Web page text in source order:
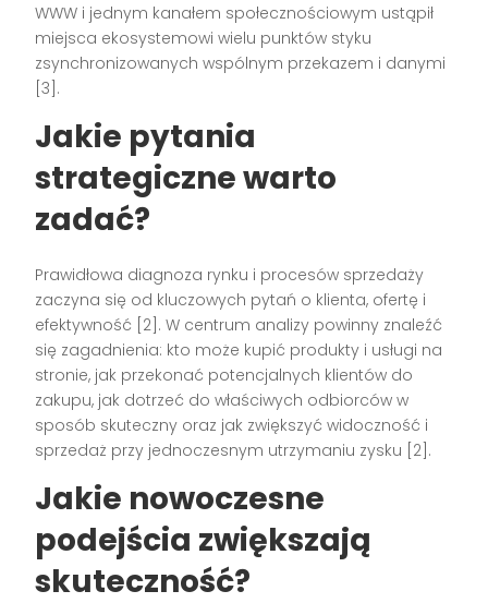
WWW i jednym kanałem społecznościowym ustąpił
miejsca ekosystemowi wielu punktów styku
zsynchronizowanych wspólnym przekazem i danymi
[3].
Jakie pytania
strategiczne warto
zadać?
Prawidłowa diagnoza rynku i procesów sprzedaży
zaczyna się od kluczowych pytań o klienta, ofertę i
efektywność [2]. W centrum analizy powinny znaleźć
się zagadnienia: kto może kupić produkty i usługi na
stronie, jak przekonać potencjalnych klientów do
zakupu, jak dotrzeć do właściwych odbiorców w
sposób skuteczny oraz jak zwiększyć widoczność i
sprzedaż przy jednoczesnym utrzymaniu zysku [2].
Jakie nowoczesne
podejścia zwiększają
skuteczność?